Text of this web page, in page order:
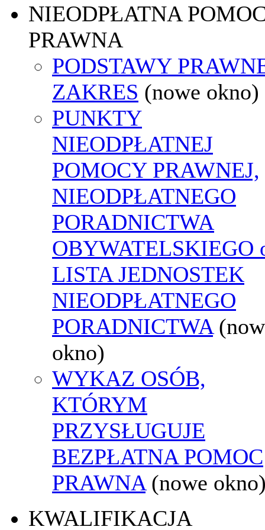
NIEODPŁATNA
PRAWNA
PODSTAWY
ZAKRES (nowe okno)
PUNKTY
NIEODPŁATNEJ
POMOCY PRAWNEJ,
NIEODPŁATNEGO
PORADNICTWA
OBYWATELSKIEGO
LISTA JEDNOSTEK
NIEODPŁATNEGO
PORADNICTWA
okno)
WYKAZ OSÓB,
KTÓRYM
PRZYSŁUGUJE
BEZPŁATNA POMOC
PRAWNA (nowe
KWALIFIKACJA